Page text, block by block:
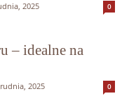
2025 0
– idealne na
2025 0